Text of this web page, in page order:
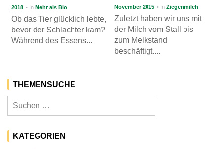
2018 • InMehr als Bio
Ob das Tier glücklich lebte,
bevor der Schlachter kam?
Während des Essens...
November 2015 • InZiegenmilch
Zuletzt haben wir uns mit
der Milch vom Stall bis
zum Melkstand
beschäftigt....
THEMENSUCHE
Suchen
nach:
KATEGORIEN